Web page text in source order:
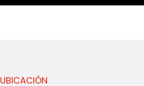
UBICACIÓN